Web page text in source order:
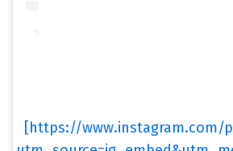
[https://www.instagram.com/